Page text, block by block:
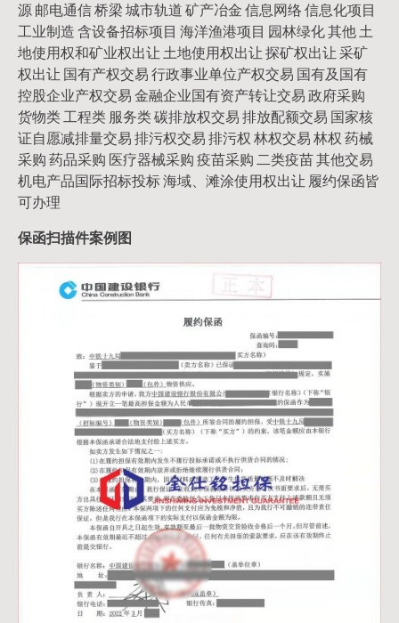
源 邮电通信 桥梁 城市轨道 矿产冶金 信息网络 信息化项目
工业制造 含设备招标项目 海洋渔港项目 园林绿化 其他 土
地使用权和矿业权出让 土地使用权出让 探矿权出让 采矿
权出让 国有产权交易 行政事业单位产权交易 国有及国有
控股企业产权交易 金融企业国有资产转让交易 政府采购
货物类 工程类 服务类 碳排放权交易 排放配额交易 国家核
证自愿减排量交易 排污权交易 排污权 林权交易 林权 药械
采购 药品采购 医疗器械采购 疫苗采购 二类疫苗 其他交易
机电产品国际招标投标 海域、滩涂使用权出让 履约保函皆
可办理
保函扫描件案例图